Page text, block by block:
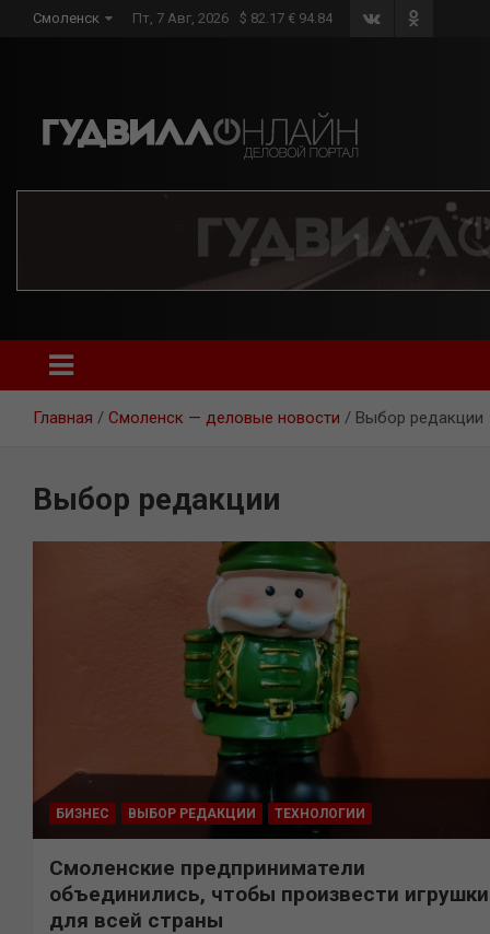
Смоленск Пт, 7 Авг, 2026 $ 82.17 € 94.84
Главная Смоленск — деловые новости Выбор редакции
Выбор редакции
БИЗНЕС ВЫБОР РЕДАКЦИИ ТЕХНОЛОГИИ
Смоленские предприниматели
объединились, чтобы произвести игрушки
для всей страны